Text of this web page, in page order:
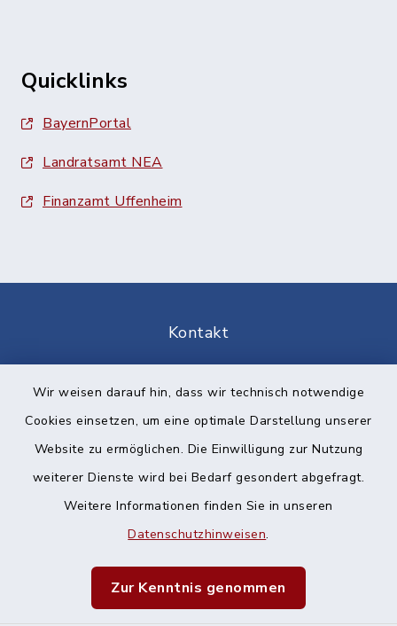
Wir weisen darauf hin, dass wir technisch notwendige
Cookies einsetzen, um eine optimale Darstellung unserer
Website zu ermöglichen. Die Einwilligung zur Nutzung
weiterer Dienste wird bei Bedarf gesondert abgefragt.
Weitere Informationen finden Sie in unseren
Datenschutzhinweisen.
Zur Kenntnis genommen
Quicklinks
BayernPortal
Landratsamt NEA
Finanzamt Uffenheim
Kontakt
Datenschutz
Impressum
Sitemap
Cookie-Einstellungen